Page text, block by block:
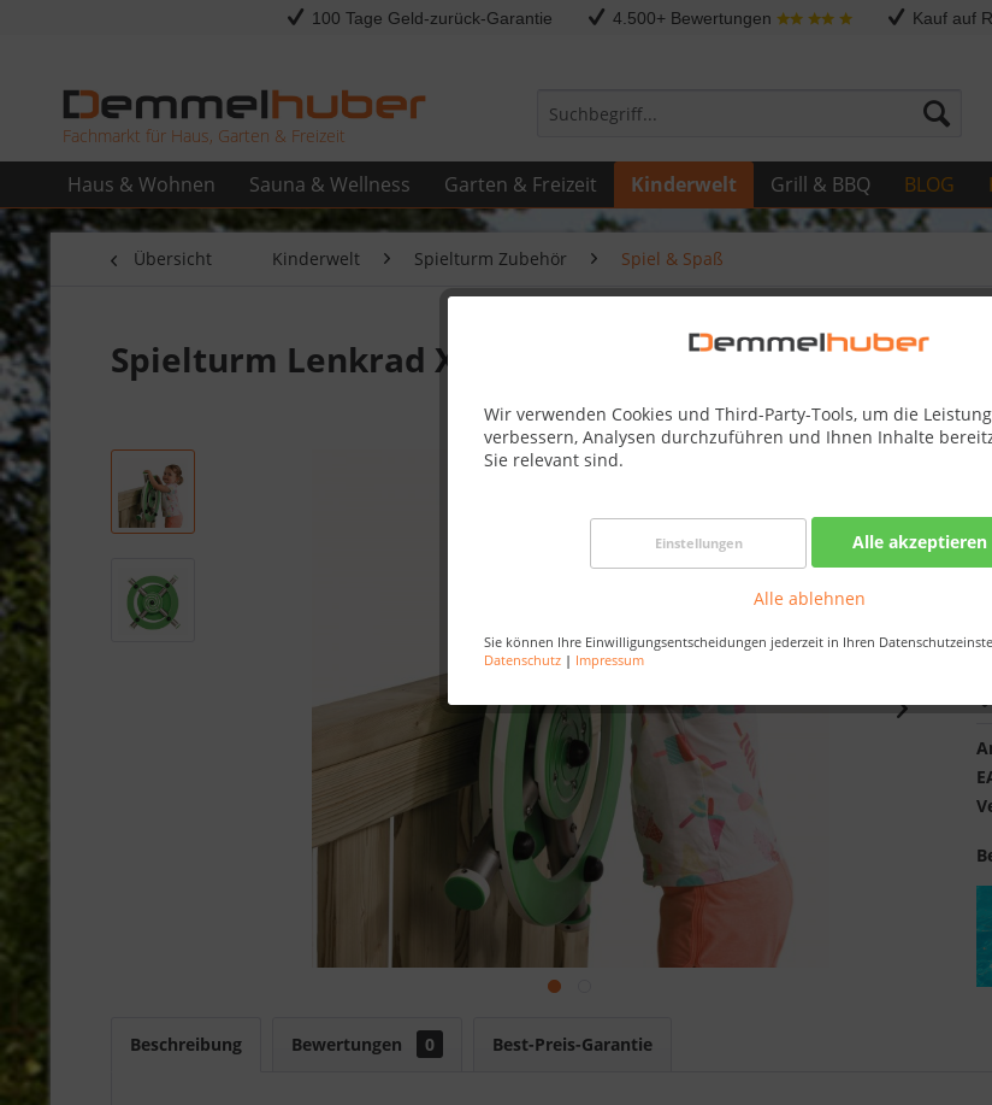
100 Tage Geld-zurück-Garantie 4.500+ Bewertungen Kauf auf
Fachmarkt für Haus, Garten & Freizeit
Haus & Wohnen Sauna & Wellness Garten & Freizeit Kinderwelt Grill & BBQ BLOG
Wir verwenden Cookies und Third-Party-Tools, um die
verbessern, Analysen durchzuführen und Ihnen Inhalte
Sie relevant sind.
Einstellungen Alle akzeptieren
Alle ablehnen
Sie können Ihre Einwilligungsentscheidungen jederzeit in Ihren
Datenschutz | Impressum
Übersicht Kinderwelt Spielturm Zubehör Spiel & Spaß
Spielturm Lenkrad X Apfelgrün
Beschreibung Bewertungen 0 Best-Preis-Garantie